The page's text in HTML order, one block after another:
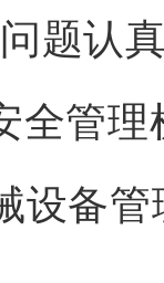
题认
全管
设备